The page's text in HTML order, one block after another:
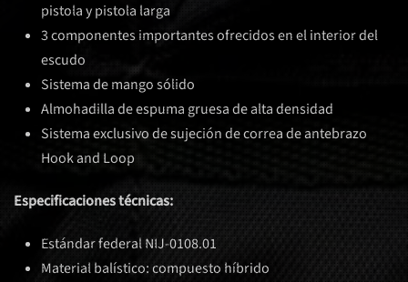
pistola y pistola larga
3 componentes importantes ofrecidos en el interior del
escudo
Sistema de mango sólido
Almohadilla de espuma gruesa de alta densidad
Sistema exclusivo de sujeción de correa de antebrazo
Hook and Loop
Especificaciones técnicas:
Estándar federal NIJ-0108.01
Material balístico: compuesto híbrido